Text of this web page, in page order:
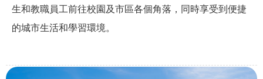
生和教職員工前往校園及市區各個角落，同時享受到便捷
的城市生活和學習環境。